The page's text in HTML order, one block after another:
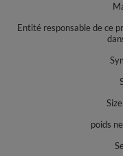
Entité responsable de ce
poids